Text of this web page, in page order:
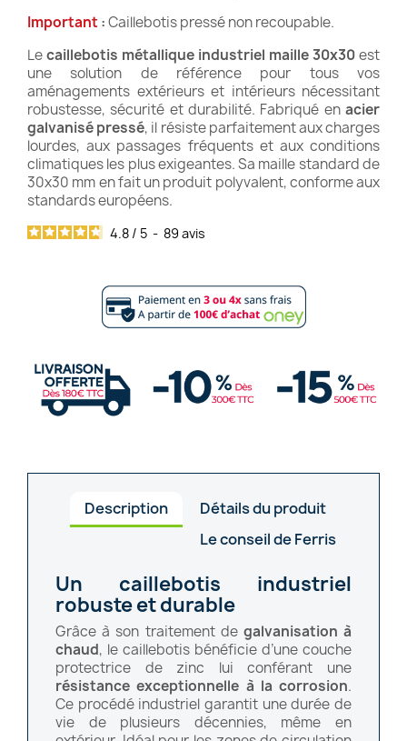
Important :Caillebotis pressé non recoupable.
Lecaillebotis métallique industriel maille 30x30est
une solution de référence pour tous vos
aménagements extérieurs et intérieurs nécessitant
robustesse, sécurité et durabilité. Fabriqué en acier
galvanisé pressé, il résiste parfaitement aux charges
lourdes, aux passages fréquents et aux conditions
climatiques les plus exigeantes. Sa maille standard de
30x30 mm en fait un produit polyvalent, conforme aux
standards européens.
4.8 / 5 - 89 avis
Description
Détails du produit
Le conseil de Ferris
Un caillebotis industriel
robuste et durable
Grâce à son traitement de galvanisation à
chaud, le caillebotis bénéficie d’une couche
protectrice de zinc lui conférant une
résistance exceptionnelle à la corrosion.
Ce procédé industriel garantit une durée de
vie de plusieurs décennies, même en